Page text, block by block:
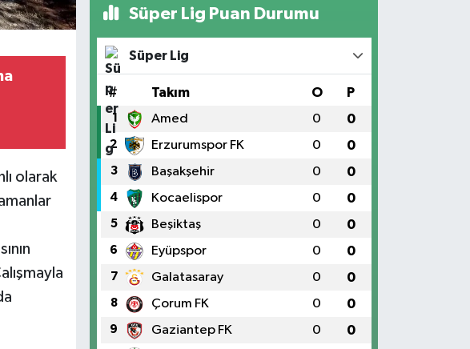
olarak
Süper Lig Puan Durumu
Süper Lig
# Takım O P
1 Amed 0 0
2 Erzurumspor FK 0 0
3 Başakşehir 0 0
4 Kocaelispor 0 0
5 Beşiktaş 0 0
6 Eyüpspor 0 0
7 Galatasaray 0 0
8 Çorum FK 0 0
9 Gaziantep FK 0 0